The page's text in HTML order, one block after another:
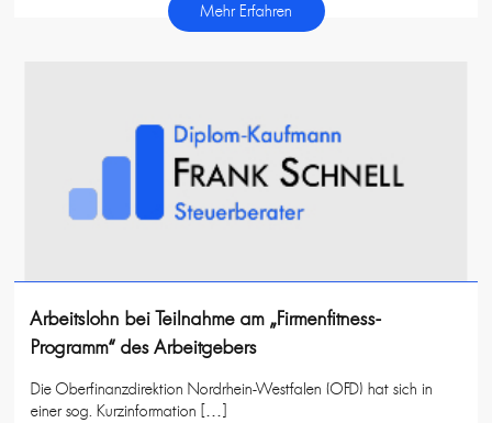
Mehr Erfahren
Arbeitslohn bei Teilnahme am „Firmenfitness-
Programm“ des Arbeitgebers
Die Oberfinanzdirektion Nordrhein-Westfalen (OFD) hat sich in
einer sog. Kurzinformation […]